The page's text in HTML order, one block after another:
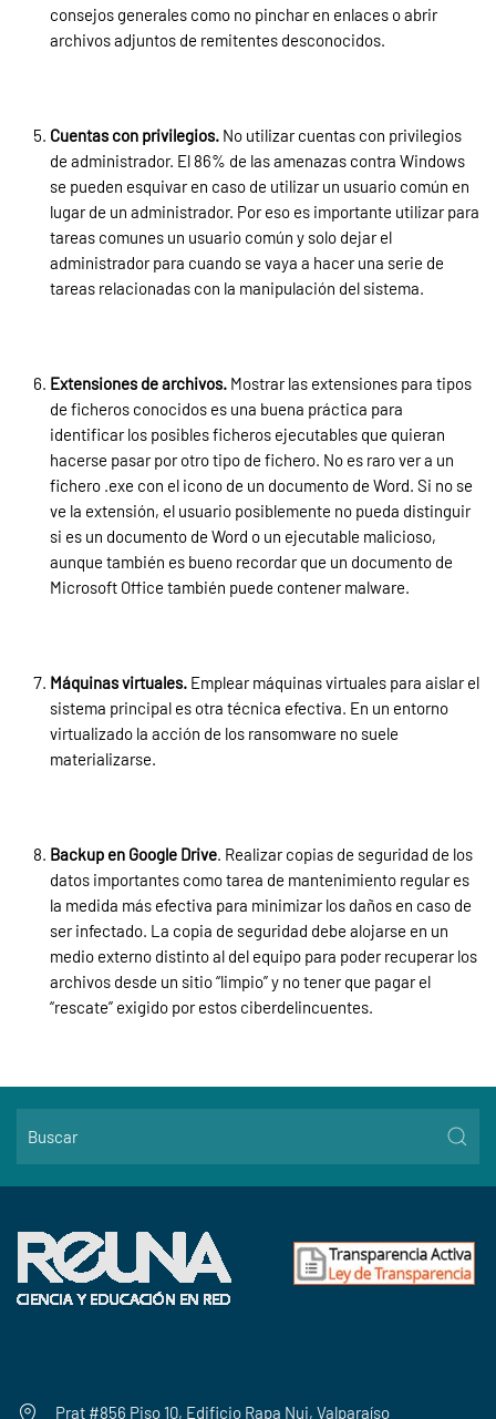
consejos generales como no pinchar en enlaces o abrir
archivos adjuntos de remitentes desconocidos.
Cuentas con privilegios. No utilizar cuentas con privilegios
de administrador. El 86% de las amenazas contra Windows
se pueden esquivar en caso de utilizar un usuario común en
lugar de un administrador. Por eso es importante utilizar para
tareas comunes un usuario común y solo dejar el
administrador para cuando se vaya a hacer una serie de
tareas relacionadas con la manipulación del sistema.
Extensiones de archivos. Mostrar las extensiones para tipos
de ficheros conocidos es una buena práctica para
identificar los posibles ficheros ejecutables que quieran
hacerse pasar por otro tipo de fichero. No es raro ver a un
fichero .exe con el icono de un documento de Word. Si no se
ve la extensión, el usuario posiblemente no pueda distinguir
si es un documento de Word o un ejecutable malicioso,
aunque también es bueno recordar que un documento de
Microsoft Office también puede contener malware.
Máquinas virtuales. Emplear máquinas virtuales para aislar el
sistema principal es otra técnica efectiva. En un entorno
virtualizado la acción de los ransomware no suele
materializarse.
Backup en Google Drive. Realizar copias de seguridad de los
datos importantes como tarea de mantenimiento regular es
la medida más efectiva para minimizar los daños en caso de
ser infectado. La copia de seguridad debe alojarse en un
medio externo distinto al del equipo para poder recuperar los
archivos desde un sitio “limpio” y no tener que pagar el
“rescate” exigido por estos ciberdelincuentes.
Prat #856 Piso 10, Edificio Rapa Nui, Valparaíso